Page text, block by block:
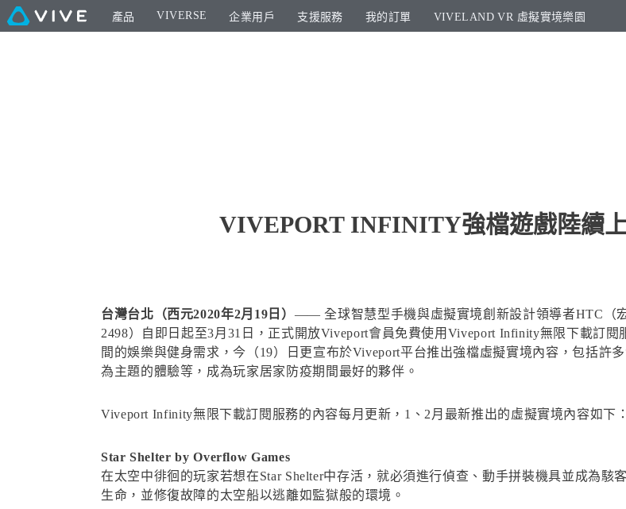
產品 VIVERSE 企業用戶 支援服務 我的訂單 VIVELAND VR 虛擬實境樂園​
VIVEPORT INFINITY強檔遊戲陸續
台灣台北（西元2020年2月19日） —— 全球智慧型手機與虛擬實境創新設計領導者HTC（
2498）自即日起至3月31日，正式開放Viveport會員免費使用Viveport Infinity無限下載訂
間的娛樂與健身需求，今（19）日更宣布於Viveport平台推出強檔虛擬實境內容，包括許
為主題的體驗等，成為玩家居家防疫期間最好的夥伴。
Viveport Infinity無限下載訂閱服務的內容每月更新，1、2月最新推出的虛擬實境內容如下：
Star Shelter by Overflow Games
在太空中徘徊的玩家若想在Star Shelter中存活，就必須進行偵查、動手拼裝機具並成為
生命，並修復故障的太空船以逃離如監獄般的環境。